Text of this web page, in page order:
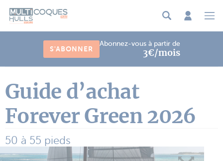
S'ABONNER
Abonnez-vous à partir de
3€/mois
Guide d’achat
Forever Green 2026
50 à 55 pieds